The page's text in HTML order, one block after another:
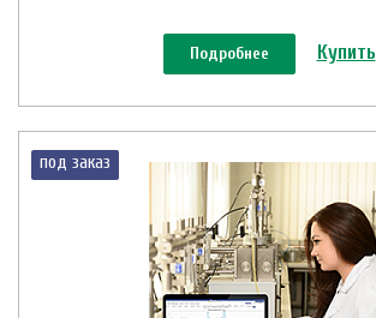
Подробнее Купить
под заказ